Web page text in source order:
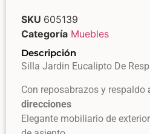
SKU 605139
Categoría Muebles
Descripción
Silla Jardin Eucalipto De
Con reposabrazos y respaldo
direcciones
Elegante mobiliario de